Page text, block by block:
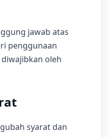
jawab atas
penggunaan
oleh
syarat dan